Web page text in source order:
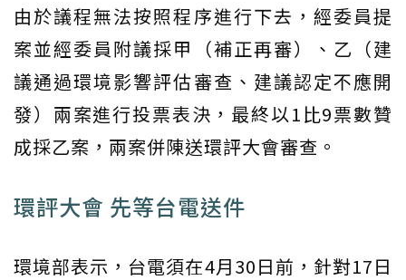
由於議程無法按照程序進行下去，經委員提
案並經委員附議採甲（補正再審）、乙（建
議通過環境影響評估審查、建議認定不應開
發）兩案進行投票表決，最終以1比9票數贊
成採乙案，兩案併陳送環評大會審查。
環評大會 先等台電送件
環境部表示，台電須在4月30日前，針對17日